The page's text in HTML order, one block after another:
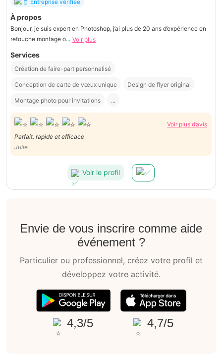
Entreprise vérifiée
À propos
Bonjour, je suis expert en Photoshop, j’ai plus de 20 ans d’expérience en
retouche montage o... Voir plus
Services
Création de faire-part personnalisé
Conception de carte de vœux unique Design de flyer original
Montage photo pour invitations ...
Voir plus d’avis
Parfait, rapide et efficace
Julie
Voir le profil
Envie de vous inscrire comme aide
événement ?
Particulier ou professionnel, créez votre profil et
développez votre activité.
4,3/5 4,7/5